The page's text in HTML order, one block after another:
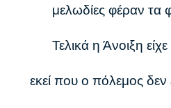
μελωδίες φέραν τα
Τελικά η Άνοιξη
εκεί που ο πόλεμος